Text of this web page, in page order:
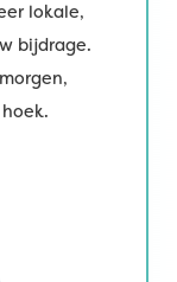
lokale,
bijdrage.